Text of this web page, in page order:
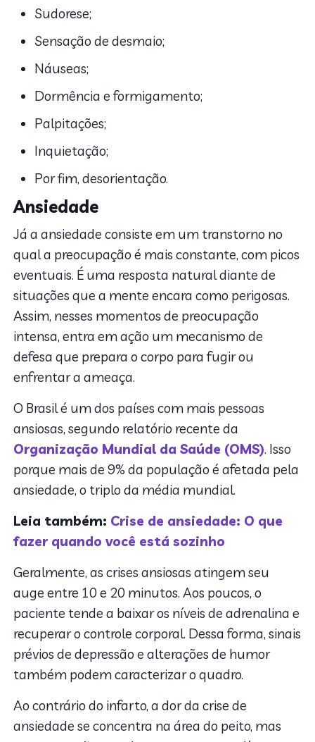
Sudorese;
Sensação de desmaio;
Náuseas;
Dormência e formigamento;
Palpitações;
Inquietação;
Por fim, desorientação.
Ansiedade
Já a ansiedade consiste em um transtorno no
qual a preocupação é mais constante, com picos
eventuais. É uma resposta natural diante de
situações que a mente encara como perigosas.
Assim, nesses momentos de preocupação
intensa, entra em ação um mecanismo de
defesa que prepara o corpo para fugir ou
enfrentar a ameaça.
O Brasil é um dos países com mais pessoas
ansiosas, segundo relatório recente da
Organização Mundial da Saúde (OMS). Isso
porque mais de 9% da população é afetada pela
ansiedade, o triplo da média mundial.
Leia também: Crise de ansiedade: O que
fazer quando você está sozinho
Geralmente, as crises ansiosas atingem seu
auge entre 10 e 20 minutos. Aos poucos, o
paciente tende a baixar os níveis de adrenalina e
recuperar o controle corporal. Dessa forma, sinais
prévios de depressão e alterações de humor
também podem caracterizar o quadro.
Ao contrário do infarto, a dor da crise de
ansiedade se concentra na área do peito, mas